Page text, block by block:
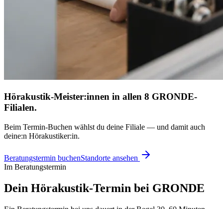
Hörakustik-Meister:innen in allen 8 GRONDE-
Filialen.
Beim Termin-Buchen wählst du deine Filiale — und damit auch
deine:n Hörakustiker:in.
Beratungstermin buchenStandorte ansehen
Im Beratungstermin
Dein Hörakustik-Termin bei GRONDE